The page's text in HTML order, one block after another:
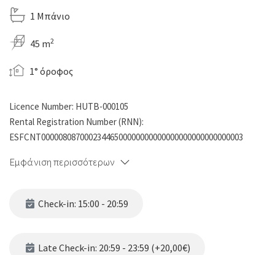
1 Μπάνιο
45 m2
1° όροφος
Licence Number: HUTB-000105
Rental Registration Number (RNN):
ESFCNT00000808700023446500000000000000000000000000003
Εμφάνιση περισσότερων
Check-in: 15:00 - 20:59
Late Check-in: 20:59 - 23:59 (+20,00€)